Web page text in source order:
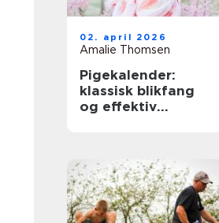
02. april 2026
Amalie Thomsen
Pigekalender:
klassisk blikfang
og effektiv